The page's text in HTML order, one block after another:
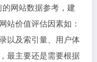
网站数据参考，建
站价值评估因素如：
以及索引量、用户体
最主要还是需要根据